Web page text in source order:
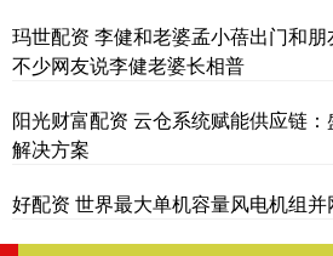
玛世配资 李健和老婆孟小蓓出门和朋
不少网友说李健老婆长相普
阳光财富配资 云仓系统赋能供应链
解决方案
好配资 世界最大单机容量风电机组并